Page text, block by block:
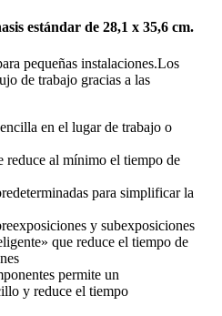
estándar de 28,1 x 35,6 cm.
pequeñas instalaciones.Los
de trabajo gracias a las
en el lugar de trabajo o
al mínimo el tiempo de
para simplificar la
y subexposiciones
que reduce el tiempo de
permite un
y reduce el tiempo